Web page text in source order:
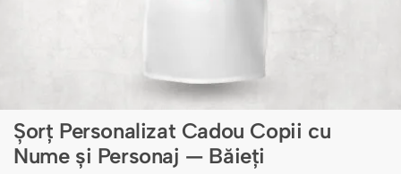
Șorț Personalizat Cadou Copii cu
Nume și Personaj — Băieți